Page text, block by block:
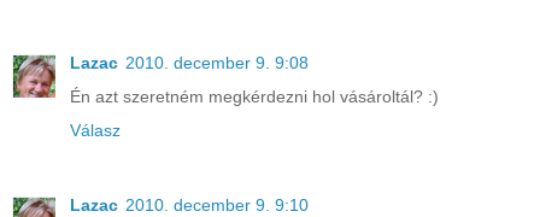
Lazac 2010. december 9. 9:08
Én azt szeretném megkérdezni hol vásároltál? :)
Válasz
Lazac 2010. december 9. 9:10